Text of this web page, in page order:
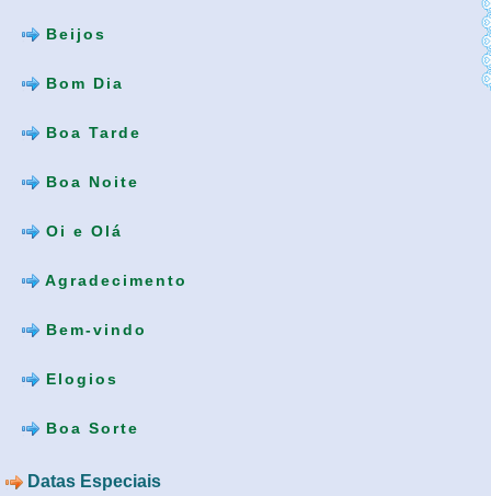
Beijos
Bom Dia
Boa Tarde
Boa Noite
Oi e Olá
Agradecimento
Bem-vindo
Elogios
Boa Sorte
Datas Especiais